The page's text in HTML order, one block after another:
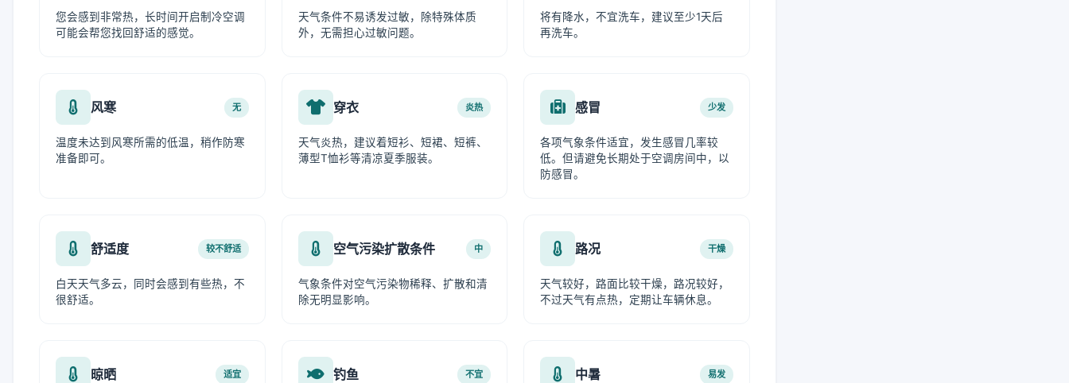
您会感到非常热，长时间开启制冷空调
可能会帮您找回舒适的感觉。
天气条件不易诱发过敏，除特殊体质
外，无需担心过敏问题。
将有降水，不宜洗车，建议至少1天后
再洗车。
风寒 无
温度未达到风寒所需的低温，稍作防寒
准备即可。
穿衣 炎热
天气炎热，建议着短衫、短裙、短裤、
薄型T恤衫等清凉夏季服装。
感冒 少发
各项气象条件适宜，发生感冒几率较
低。但请避免长期处于空调房间中，以
防感冒。
舒适度 较不舒适
白天天气多云，同时会感到有些热，不
很舒适。
空气污染扩散条件 中
气象条件对空气污染物稀释、扩散和清
除无明显影响。
路况 干燥
天气较好，路面比较干燥，路况较好，
不过天气有点热，定期让车辆休息。
晾晒 适宜 钓鱼 不宜 中暑 易发